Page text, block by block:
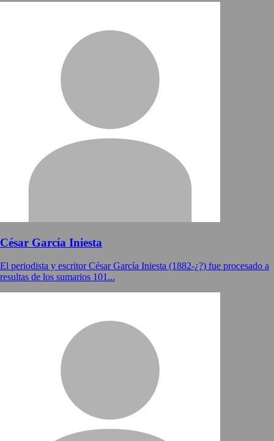
César García Iniesta
El periodista y escritor César García Iniesta (1882-¿?) fue procesado a
resultas de los sumarios 101...